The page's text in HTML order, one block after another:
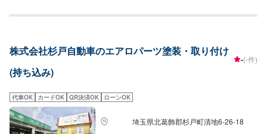
ご相談もお気軽にどうぞ！【1】オファーにてお問い合わせ【2】お見積り
する場合がございます。予めご了承ください。-----代車について-----代車をご
用意しています。お車の作業中は代車をご利用ください。※代車の燃料代はお
客様にご負担いただいております。-----ご来店時の注意、受付方法-----入庫の
ペースに駐車してください。受付はスタッフへ「メンテモで予約しました」
とお伝えください。ご案内いたします。【定休日・営業時間】定休日：日曜
日、祝日、不定休営業時間：9:00~18:00
株式会社杉戸自動車のエアロパーツ塗装・取り付け
(持ち込み)
-(-件)
代車OK カードOK QR決済OK ローンOK
埼玉県北葛飾郡杉戸町清地6-26-18